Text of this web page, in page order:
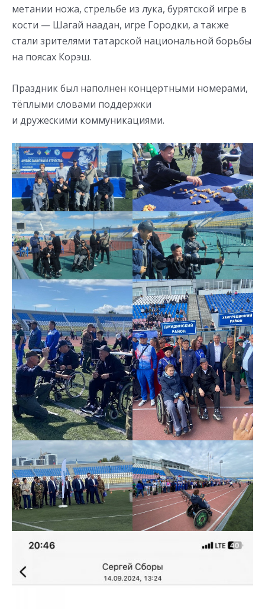
метании ножа, стрельбе из лука, бурятской игре в
кости — Шагай наадан, игре Городки, а также
стали зрителями татарской национальной борьбы
на поясах Корэш.
Праздник был наполнен концертными номерами,
тёплыми словами поддержки
и дружескими коммуникациями.